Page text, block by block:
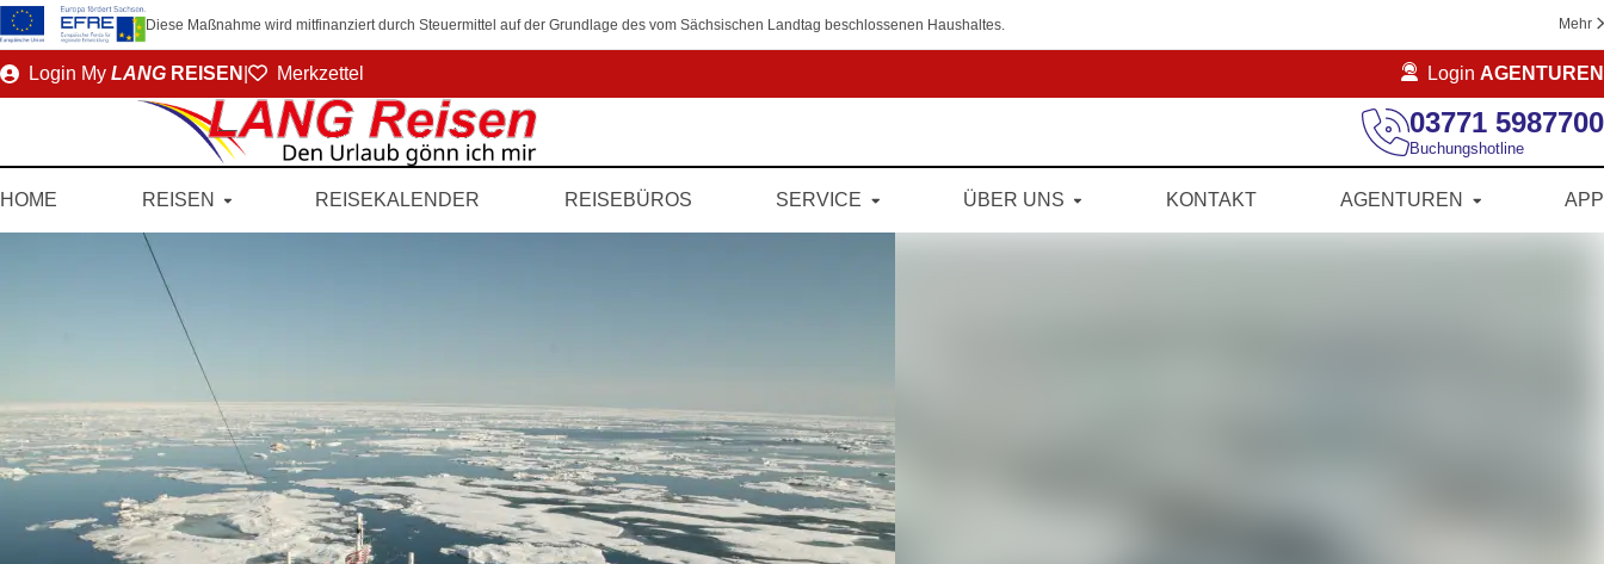
Diese Maßnahme wird mitfinanziert durch Steuermittel auf der Grundlage des vom Sächsischen Landtag beschlossenen Haushaltes. Mehr
DirektLogin My LANG REISEN Merkzettel Login AGENTUREN
03771 5987700
Buchungshotline
HOME REISEN REISEKALENDER REISEBÜROS SERVICE ÜBER UNS KONTAKT AGENTUREN APP